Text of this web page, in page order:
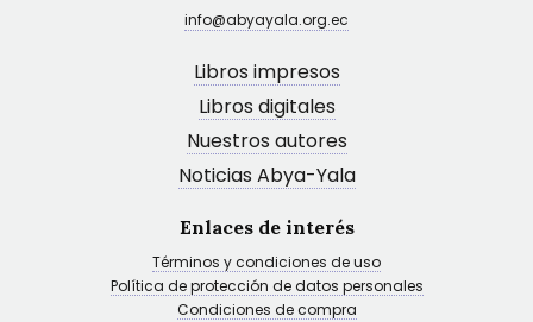
info@abyayala.org.ec
Libros impresos
Libros digitales
Nuestros autores
Noticias Abya-Yala
Enlaces de interés
Términos y condiciones de uso
Política de protección de datos personales
Condiciones de compra